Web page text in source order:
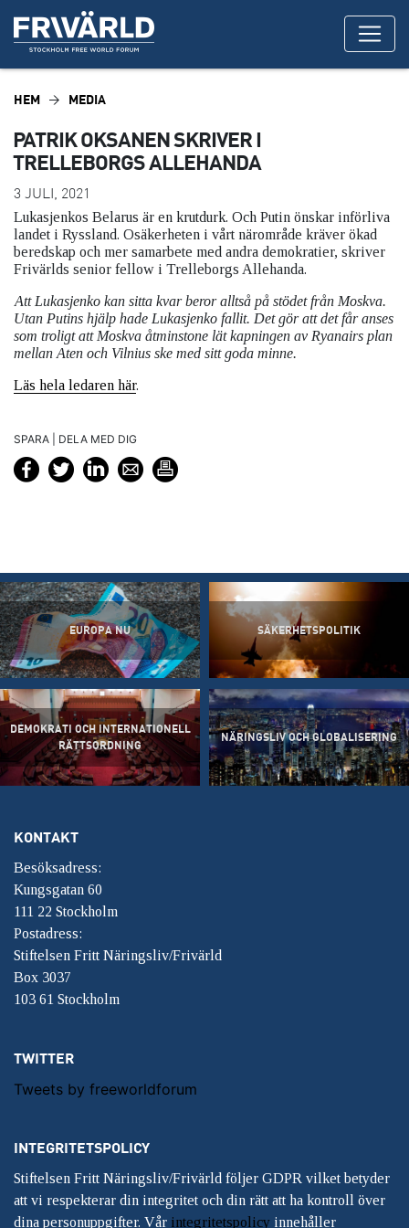
HEM MEDIA
PATRIK OKSANEN SKRIVER I
TRELLEBORGS ALLEHANDA
3 JULI, 2021
Lukasjenkos Belarus är en krutdurk. Och Putin önskar införliva
landet i Ryssland. Osäkerheten i vårt närområde kräver ökad
beredskap och mer samarbete med andra demokratier, skriver
Frivärlds senior fellow i Trelleborgs Allehanda.
Att Lukasjenko kan sitta kvar beror alltså på stödet från Moskva.
Utan Putins hjälp hade Lukasjenko fallit. Det gör att det får anses
som troligt att Moskva åtminstone lät kapningen av Ryanairs plan
mellan Aten och Vilnius ske med sitt goda minne.
Läs hela ledaren här.
SPARA | DELA MED DIG
EUROPA NU SÄKERHETSPOLITIK
DEMOKRATI OCH INTERNATIONELL
RÄTTSORDNING
NÄRINGSLIV OCH GLOBALISERING
KONTAKT
Besöksadress:
Kungsgatan 60
111 22 Stockholm
Postadress:
Stiftelsen Fritt Näringsliv/Frivärld
Box 3037
103 61 Stockholm
TWITTER
Tweets by freeworldforum
INTEGRITETSPOLICY
Stiftelsen Fritt Näringsliv/Frivärld följer GDPR vilket betyder
att vi respekterar din integritet och din rätt att ha kontroll över
dina personuppgifter. Vår integritetspolicy innehåller